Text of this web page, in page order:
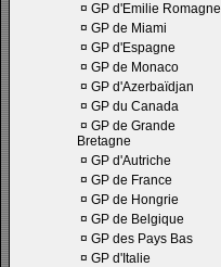
¤ GP d'Emilie Romagne
¤ GP de Miami
¤ GP d'Espagne
¤ GP de Monaco
¤ GP d'Azerbaïdjan
¤ GP du Canada
¤ GP de Grande
Bretagne
¤ GP d'Autriche
¤ GP de France
¤ GP de Hongrie
¤ GP de Belgique
¤ GP des Pays Bas
¤ GP d'Italie